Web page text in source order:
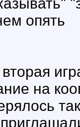
опять
на